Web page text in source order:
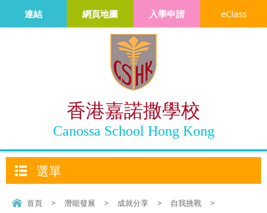
香港嘉諾撒學校
Canossa School Hong Kong
連結 網頁地圖 入學申請 eClass
選單
首頁 > 潛能發展 > 成就分享 > 自我挑戰
>